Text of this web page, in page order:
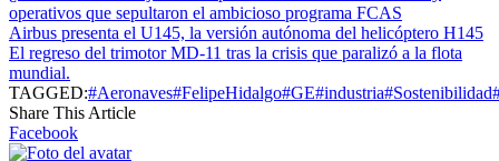
operativos que sepultaron el ambicioso programa FCAS
Airbus presenta el U145, la versión autónoma del helicóptero H145
El regreso del trimotor MD-11 tras la crisis que paralizó a la flota
mundial.
TAGGED:#Aeronaves#FelipeHidalgo#GE#industria#Sostenibilidad
Share This Article
Facebook